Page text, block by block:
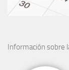
Información sobre